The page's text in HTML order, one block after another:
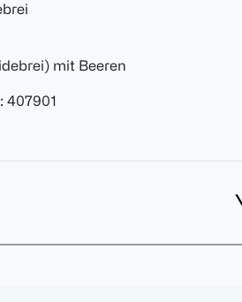
mit Beeren
: 407901